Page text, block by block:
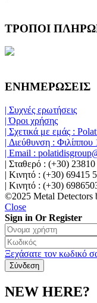
ΤΡΟΠΟΙ
ΕΝΗΜΕΡΩΣΕΙΣ
| Συχνές ερωτήσεις
| Όροι χρήσης
| Σχετικά με εμάς :
| Διεύθυνση :
| Email :
| Σταθερό : (+30)
| Κινητό : (+30) 69415
| Κινητό : (+30)
©2025 Metal Detectors
Close
Sign in Or Register
Ξεχάσατε τον κωδικό
NEW HERE?